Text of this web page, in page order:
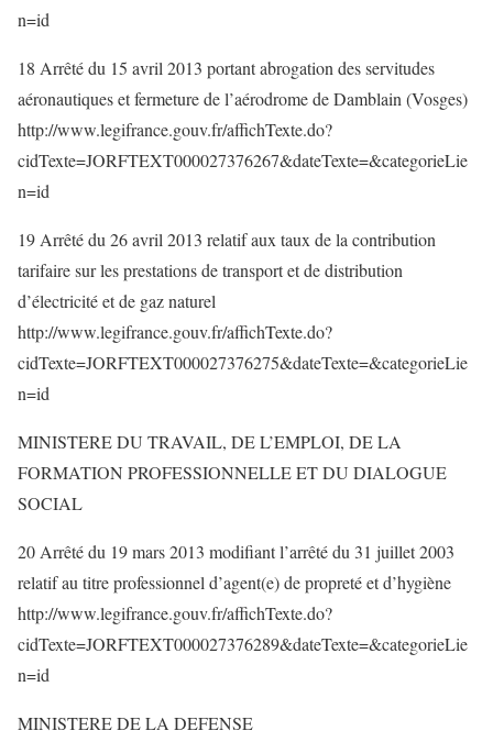
n=id
18 Arrêté du 15 avril 2013 portant abrogation des servitudes
aéronautiques et fermeture de l’aérodrome de Damblain (Vosges)
http://www.legifrance.gouv.fr/affichTexte.do?
cidTexte=JORFTEXT000027376267&dateTexte=&categorieLie
n=id
19 Arrêté du 26 avril 2013 relatif aux taux de la contribution
tarifaire sur les prestations de transport et de distribution
d’électricité et de gaz naturel
http://www.legifrance.gouv.fr/affichTexte.do?
cidTexte=JORFTEXT000027376275&dateTexte=&categorieLie
n=id
MINISTERE DU TRAVAIL, DE L’EMPLOI, DE LA
FORMATION PROFESSIONNELLE ET DU DIALOGUE
SOCIAL
20 Arrêté du 19 mars 2013 modifiant l’arrêté du 31 juillet 2003
relatif au titre professionnel d’agent(e) de propreté et d’hygiène
http://www.legifrance.gouv.fr/affichTexte.do?
cidTexte=JORFTEXT000027376289&dateTexte=&categorieLie
n=id
MINISTERE DE LA DEFENSE